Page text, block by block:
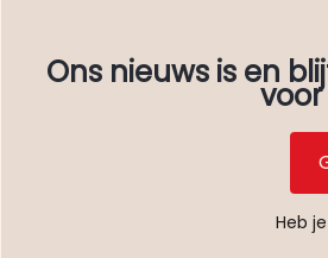
Ons nieuws is en
Heb